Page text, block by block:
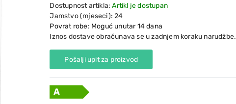
Dostupnost artikla:Artikl je dostupan
Jamstvo (mjeseci):24
Povrat robe: Moguć unutar 14 dana
Iznos dostave obračunava se u zadnjem koraku narudžbe.
Pošalji upit za proizvod
A